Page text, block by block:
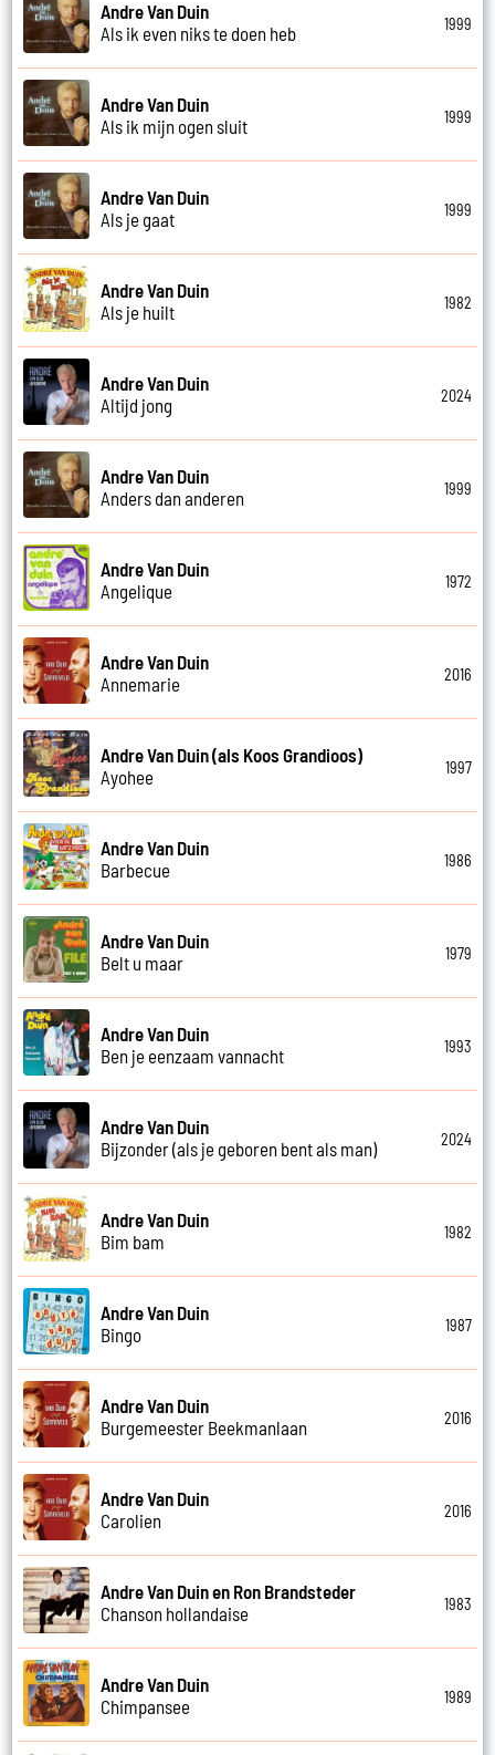
Andre Van Duin
Als ik even niks te doen heb
1999
Andre Van Duin
Als ik mijn ogen sluit
1999
Andre Van Duin
Als je gaat
1999
Andre Van Duin
Als je huilt
1982
Andre Van Duin
Altijd jong
2024
Andre Van Duin
Anders dan anderen
1999
Andre Van Duin
Angelique
1972
Andre Van Duin
Annemarie
2016
Andre Van Duin (als Koos Grandioos)
Ayohee
1997
Andre Van Duin
Barbecue
1986
Andre Van Duin
Belt u maar
1979
Andre Van Duin
Ben je eenzaam vannacht
1993
Andre Van Duin
Bijzonder (als je geboren bent als man)
2024
Andre Van Duin
Bim bam
1982
Andre Van Duin
Bingo
1987
Andre Van Duin
Burgemeester Beekmanlaan
2016
Andre Van Duin
Carolien
2016
Andre Van Duin en Ron Brandsteder
Chanson hollandaise
1983
Andre Van Duin
Chimpansee
1989